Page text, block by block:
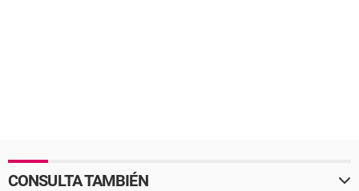
CONSULTA TAMBIÉN